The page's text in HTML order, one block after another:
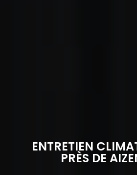
ENTRETIEN
PRÈS DE